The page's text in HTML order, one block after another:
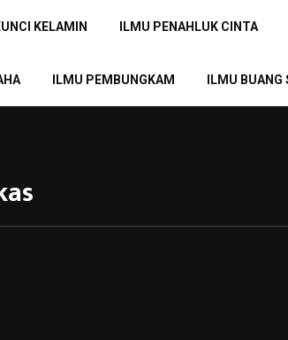
KELAMIN ILMU PENAHLUK CINTA
ILMU PEMBUNGKAM ILMU BUANG